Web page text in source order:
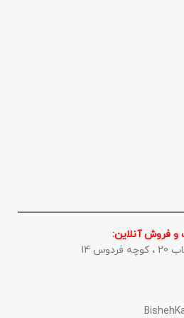
و فروش آنلاین:
14